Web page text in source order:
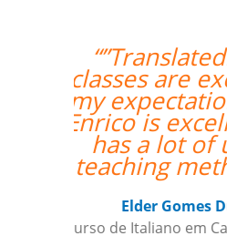
“”I had my
with Carol
lovely. I am
to have
teacher
looking
more
””